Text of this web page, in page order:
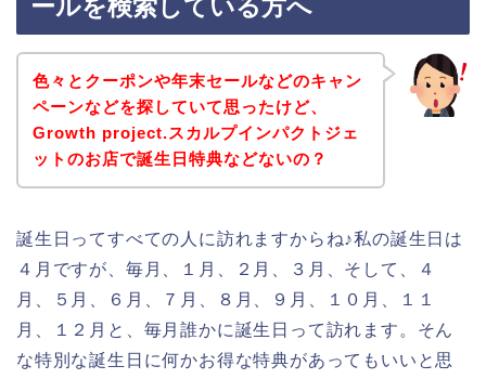
ールを検索している方へ
色々とクーポンや年末セールなどのキャン
ペーンなどを探していて思ったけど、
Growth project.スカルプインパクトジェ
ットのお店で誕生日特典などないの？
誕生日ってすべての人に訪れますからね♪私の誕生日は
４月ですが、毎月、１月、２月、３月、そして、４
月、５月、６月、７月、８月、９月、１０月、１１
月、１２月と、毎月誰かに誕生日って訪れます。そん
な特別な誕生日に何かお得な特典があってもいいと思